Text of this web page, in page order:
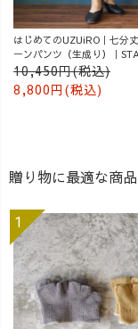
はじめてのUZUiRO｜七分
ーンパンツ（生成り）｜
10,450円(税込)
8,800円(税込)
贈り物に最適な商品